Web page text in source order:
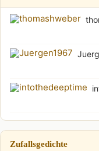
Zufallsgedichte